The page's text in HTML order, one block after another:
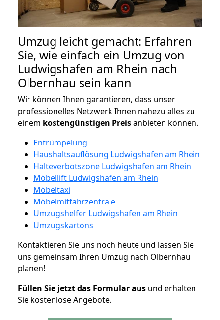
Umzug leicht gemacht: Erfahren
Sie, wie einfach ein Umzug von
Ludwigshafen am Rhein nach
Olbernhau sein kann
Wir können Ihnen garantieren, dass unser
professionelles Netzwerk Ihnen nahezu alles zu
einem kostengünstigen Preisanbieten können.
Entrümpelung
Haushaltsauflösung Ludwigshafen am Rhein
Halteverbotszone Ludwigshafen am Rhein
Möbellift Ludwigshafen am Rhein
Möbeltaxi
Möbelmitfahrzentrale
Umzugshelfer Ludwigshafen am Rhein
Umzugskartons
Kontaktieren Sie uns noch heute und lassen Sie
uns gemeinsam Ihren Umzug nach Olbernhau
planen!
Füllen Sie jetzt das Formular aus und erhalten
Sie kostenlose Angebote.